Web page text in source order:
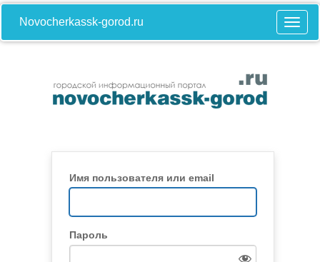
Novocherkassk-gorod.ru
Имя пользователя или email
Пароль